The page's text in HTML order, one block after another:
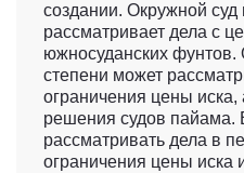
создании. Окружной суд
рассматривает дела с
южносуданских фунтов.
степени может
ограничения цены
решения судов пайама.
рассматривать дела в
ограничения цены иска